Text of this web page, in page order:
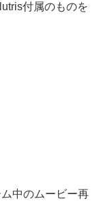
付属のものを
中のムービー再